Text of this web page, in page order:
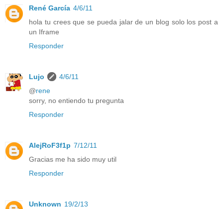
René García 4/6/11
hola tu crees que se pueda jalar de un blog solo los post a
un Iframe
Responder
Lujo
4/6/11
@rene
sorry, no entiendo tu pregunta
Responder
AlejRoF3f1p 7/12/11
Gracias me ha sido muy util
Responder
Unknown 19/2/13